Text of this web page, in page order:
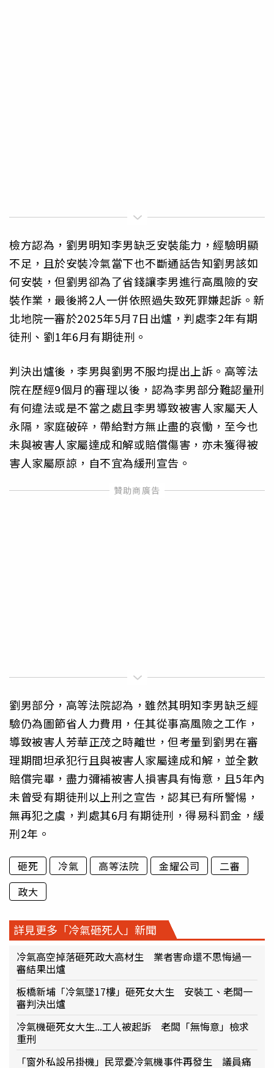
檢方認為，劉男明知李男缺乏安裝能力，經驗明顯
不足，且於安裝冷氣當下也不斷通話告知劉男該如
何安裝，但劉男卻為了省錢讓李男進行高風險的安
裝作業，最後將2人一併依照過失致死罪嫌起訴。新
北地院一審於2025年5月7日出爐，判處李2年有期
徒刑、劉1年6月有期徒刑。
判決出爐後，李男與劉男不服均提出上訴。高等法
院在歷經9個月的審理以後，認為李男部分難認量刑
有何違法或是不當之處且李男導致被害人家屬天人
永隔，家庭破碎，帶給對方無止盡的哀慟，至今也
未與被害人家屬達成和解或賠償傷害，亦未獲得被
害人家屬原諒，自不宜為緩刑宣告。
劉男部分，高等法院認為，雖然其明知李男缺乏經
驗仍為圖節省人力費用，任其從事高風險之工作，
導致被害人芳華正茂之時離世，但考量到劉男在審
理期間坦承犯行且與被害人家屬達成和解，並全數
賠償完畢，盡力彌補被害人損害具有悔意，且5年內
未曾受有期徒刑以上刑之宣告，認其已有所警惕，
無再犯之虞，判處其6月有期徒刑，得易科罰金，緩
刑2年。
砸死 冷氣 高等法院 金耀公司
二審
政大
詳見更多「冷氣砸死人」新聞
冷氣高空掉落砸死政大高材生 業者害命還不思悔過一
審結果出爐
板橋新埔「冷氣墜17樓」砸死女大生 安裝工、老闆一
審判決出爐
冷氣機砸死女大生...工人被起訴 老闆「無悔意」檢求
重刑
「窗外私設吊掛機」民眾憂冷氣機事件再發生 議員痛